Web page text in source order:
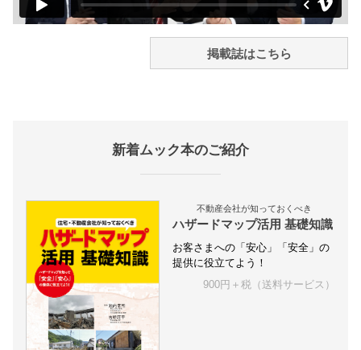
掲載誌はこちら
新着ムック本のご紹介
不動産会社が知っておくべき
ハザードマップ活用 基礎知識
お客さまへの「安心」「安全」の
提供に役立てよう！
900円＋税（送料サービス）